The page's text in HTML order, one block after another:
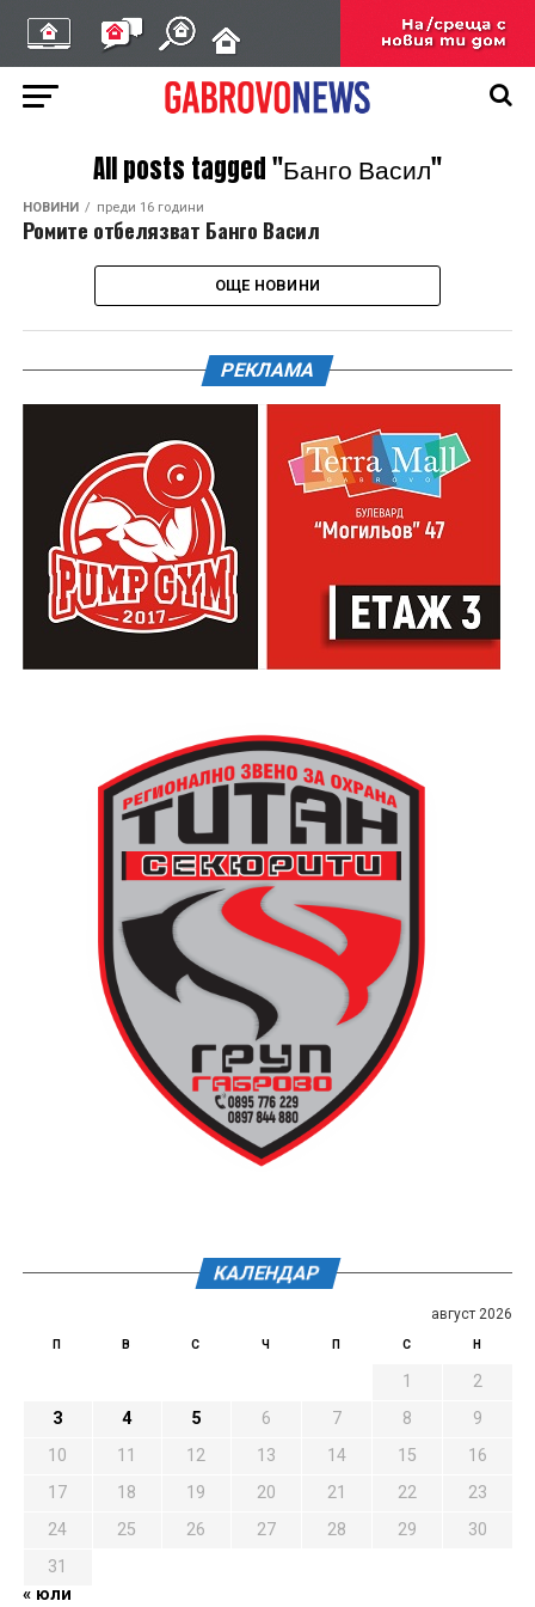
All posts tagged "Банго Васил"
НОВИНИ преди 16 години
Ромите отбелязват Банго Васил
ОЩЕ НОВИНИ
РЕКЛАМА
КАЛЕНДАР
август 2026
П В С Ч П С Н
1
2
3
4 5 6 7 8
9
10
11 12 13 14 15
16
17
18 19 20 21 22
23
24
25 26 27 28 29
30
31
« юли